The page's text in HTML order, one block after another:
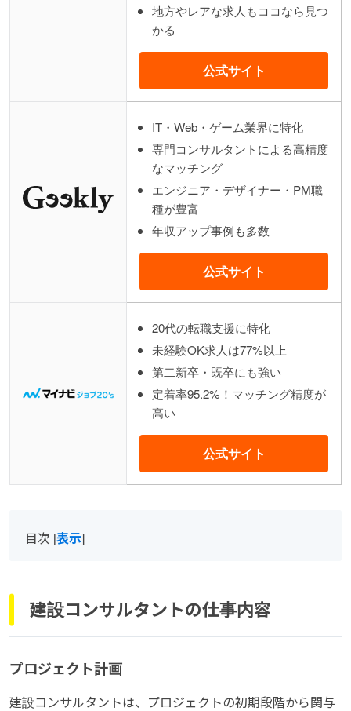
地方やレアな求人もココなら見つ
かる
公式サイト
IT・Web・ゲーム業界に特化
専門コンサルタントによる高精度
なマッチング
エンジニア・デザイナー・PM職
種が豊富
年収アップ事例も多数
公式サイト
20代の転職支援に特化
未経験OK求人は77%以上
第二新卒・既卒にも強い
定着率95.2%！マッチング精度が
高い
公式サイト
目次 [表示]
建設コンサルタントの仕事内容
プロジェクト計画
建設コンサルタントは、プロジェクトの初期段階から関与